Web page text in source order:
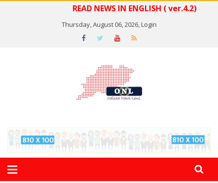
READ NEWS IN ENGLISH ( ver.4.2)
Thursday, August 06, 2026,Login